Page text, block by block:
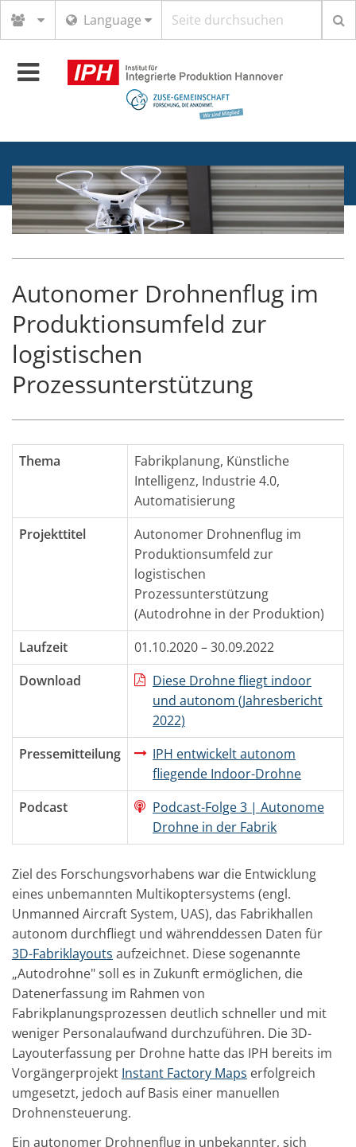
Language
Toggle
navigation
Autonomer Drohnenflug im
Produktionsumfeld zur
logistischen
Prozessunterstützung
Thema Fabrikplanung, Künstliche
Intelligenz, Industrie 4.0,
Automatisierung
Projekttitel
Autonomer Drohnenflug im
Produktionsumfeld zur
logistischen
Prozessunterstützung
(Autodrohne in der Produktion)
Laufzeit
01.10.2020 – 30.09.2022
Download
Diese Drohne fliegt indoor
und autonom (Jahresbericht
2022)
Pressemitteilung
IPH entwickelt autonom
fliegende Indoor-Drohne
Podcast
Podcast-Folge 3 | Autonome
Drohne in der Fabrik
Ziel des Forschungsvorhabens war die Entwicklung
eines unbemannten Multikoptersystems (engl.
Unmanned Aircraft System, UAS), das Fabrikhallen
autonom durchfliegt und währenddessen Daten für
3D-Fabriklayouts aufzeichnet. Diese sogenannte
„Autodrohne" soll es in Zukunft ermöglichen, die
Datenerfassung im Rahmen von
Fabrikplanungsprozessen deutlich schneller und mit
weniger Personalaufwand durchzuführen. Die 3D-
Layouterfassung per Drohne hatte das IPH bereits im
Vorgängerprojekt Instant Factory Maps erfolgreich
umgesetzt, jedoch auf Basis einer manuellen
Drohnensteuerung.
Ein autonomer Drohnenflug in unbekannter, sich